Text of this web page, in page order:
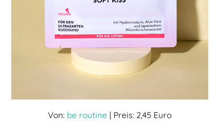
Von:be routine | Preis: 2,45 Euro